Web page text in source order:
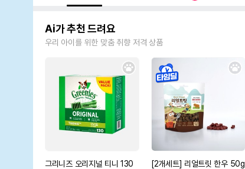
Ai가 추천 드려요
우리 아이를 위한 맞춤 취향 저격 상품
그리니즈 오리지널 티니 130
[2개세트] 리얼트릿 한우 50g